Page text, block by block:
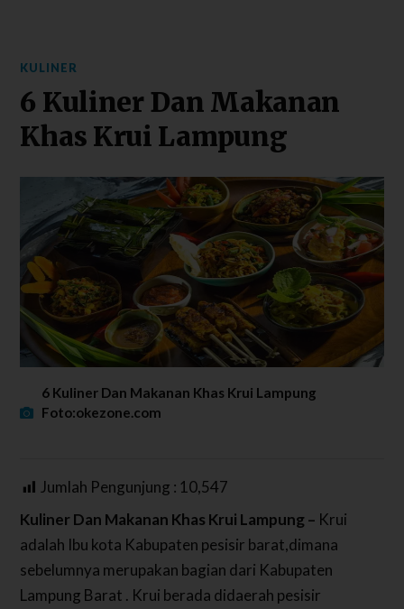
KULINER
6 Kuliner Dan Makanan
Khas Krui Lampung
6 Kuliner Dan Makanan Khas Krui Lampung
Foto:okezone.com
Jumlah Pengunjung : 10,547
Kuliner Dan Makanan Khas Krui Lampung – Krui
adalah Ibu kota Kabupaten pesisir barat,dimana
sebelumnya merupakan bagian dari Kabupaten
Lampung Barat . Krui berada didaerah pesisir